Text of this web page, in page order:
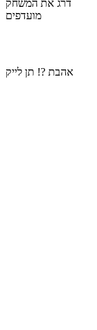
דרג את המשחק
מועדפים